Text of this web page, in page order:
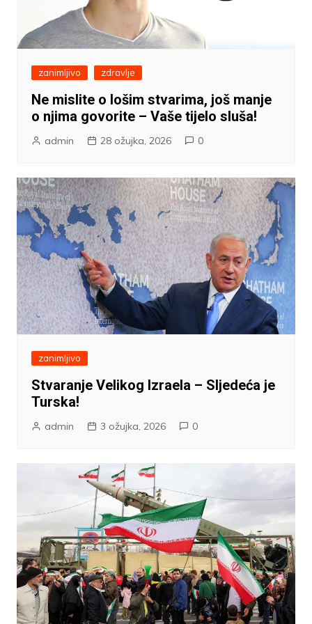
zanimljivo zdravlje
Ne mislite o lošim stvarima, još manje
o njima govorite – Vaše tijelo sluša!
admin 28 ožujka, 2026 0
zanimljivo
Stvaranje Velikog Izraela – Sljedeća je
Turska!
admin 3 ožujka, 2026 0